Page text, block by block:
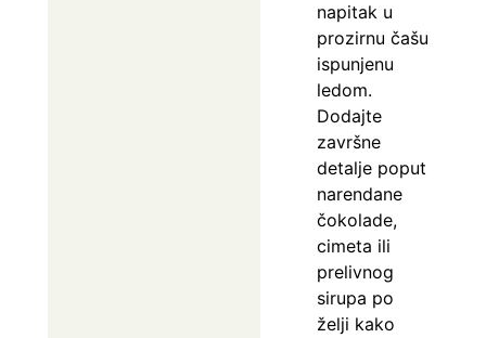
napitak u
prozirnu čašu
ispunjenu
ledom.
Dodajte
završne
detalje poput
narendane
čokolade,
cimeta ili
prelivnog
sirupa po
želji kako